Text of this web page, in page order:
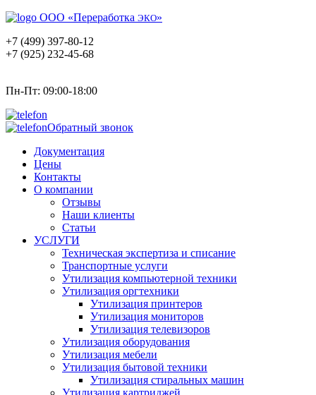
ООО «Переработка ЭКО»
+7 (499) 397-80-12
+7 (925) 232-45-68
Пн-Пт: 09:00-18:00
Обратный звонок
Документация
Цены
Контакты
О компании
Отзывы
Наши клиенты
Статьи
УСЛУГИ
Техническая экспертиза и списание
Транспортные услуги
Утилизация компьютерной техники
Утилизация оргтехники
Утилизация принтеров
Утилизация мониторов
Утилизация телевизоров
Утилизация оборудования
Утилизация мебели
Утилизация бытовой техники
Утилизация стиральных машин
Утилизация картриджей